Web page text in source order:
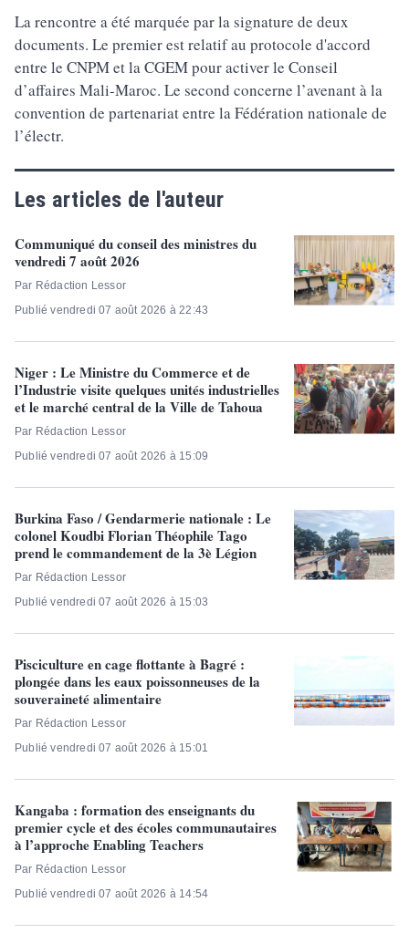
La rencontre a été marquée par la signature de deux
documents. Le premier est relatif au protocole d'accord
entre le CNPM et la CGEM pour activer le Conseil
d’affaires Mali-Maroc. Le second concerne l’avenant à la
convention de partenariat entre la Fédération nationale de
l’électr.
Les articles de l'auteur
Communiqué du conseil des ministres du
vendredi 7 août 2026
Par Rédaction Lessor
Publié vendredi 07 août 2026 à 22:43
Niger : Le Ministre du Commerce et de
l’Industrie visite quelques unités industrielles
et le marché central de la Ville de Tahoua
Par Rédaction Lessor
Publié vendredi 07 août 2026 à 15:09
Burkina Faso / Gendarmerie nationale : Le
colonel Koudbi Florian Théophile Tago
prend le commandement de la 3è Légion
Par Rédaction Lessor
Publié vendredi 07 août 2026 à 15:03
Pisciculture en cage flottante à Bagré :
plongée dans les eaux poissonneuses de la
souveraineté alimentaire
Par Rédaction Lessor
Publié vendredi 07 août 2026 à 15:01
Kangaba : formation des enseignants du
premier cycle et des écoles communautaires
à l’approche Enabling Teachers
Par Rédaction Lessor
Publié vendredi 07 août 2026 à 14:54